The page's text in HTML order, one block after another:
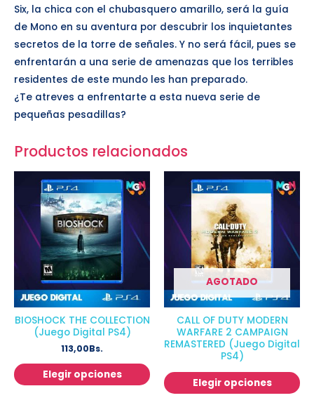
Six, la chica con el chubasquero amarillo, será la guía
de Mono en su aventura por descubrir los inquietantes
secretos de la torre de señales. Y no será fácil, pues se
enfrentarán a una serie de amenazas que los terribles
residentes de este mundo les han preparado.
¿Te atreves a enfrentarte a esta nueva serie de
pequeñas pesadillas?
Productos relacionados
BIOSHOCK THE COLLECTION
(Juego Digital PS4)
113,00Bs.
Elegir opciones
AGOTADO
CALL OF DUTY MODERN
WARFARE 2 CAMPAIGN
REMASTERED (Juego Digital
PS4)
Elegir opciones